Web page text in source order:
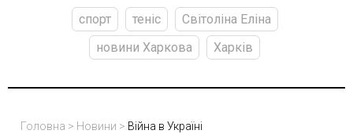
спорт теніс
Світоліна Еліна
новини Харкова
Харків
Головна > Новини > Війна в Україні